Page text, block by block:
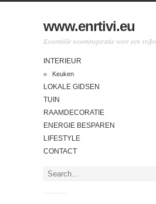
www.enrtivi.eu
Essentiële wooninspiratie voor een
INTERIEUR
Keuken
LOKALE GIDSEN
TUIN
RAAMDECORATIE
ENERGIE BESPAREN
LIFESTYLE
CONTACT